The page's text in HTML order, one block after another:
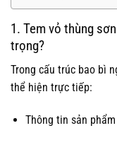
1. Tem vỏ thùng
trọng?
Trong cấu trúc bao bì
thể hiện trực tiếp:
Thông tin sản phẩm